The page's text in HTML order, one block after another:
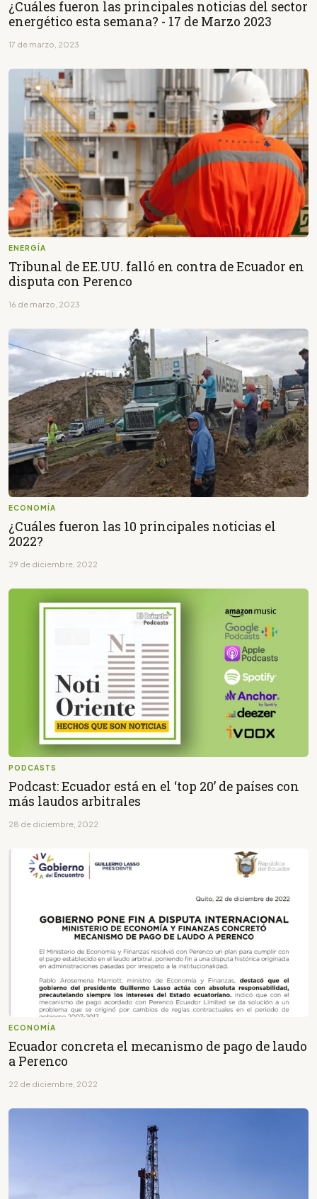
¿Cuáles fueron las principales noticias del sector
energético esta semana? - 17 de Marzo 2023
17 de marzo, 2023
ENERGÍA
Tribunal de EE.UU. falló en contra de Ecuador en
disputa con Perenco
16 de marzo, 2023
ECONOMÍA
¿Cuáles fueron las 10 principales noticias el
2022?
29 de diciembre, 2022
PODCASTS
Podcast: Ecuador está en el ‘top 20’ de países con
más laudos arbitrales
28 de diciembre, 2022
ECONOMÍA
Ecuador concreta el mecanismo de pago de laudo
a Perenco
22 de diciembre, 2022